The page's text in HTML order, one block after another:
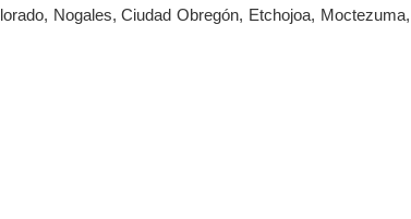
Nogales, Ciudad Obregón, Etchojoa, Moctezuma,